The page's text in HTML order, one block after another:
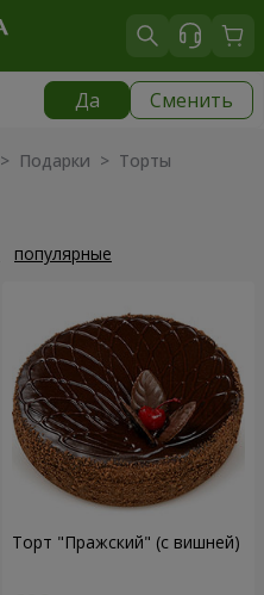
Да Сменить
> Подарки > Торты
популярные
Торт "Пражский" (с вишней)